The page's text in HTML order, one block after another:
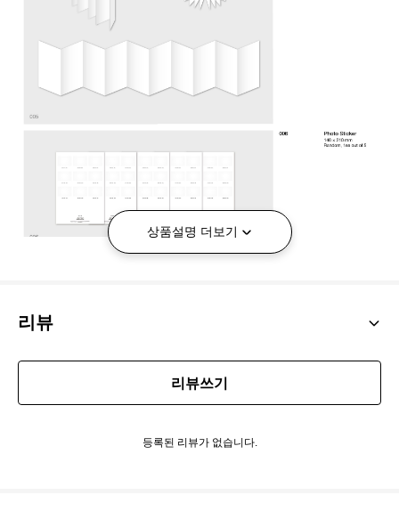
상품설명 더보기
리뷰
리뷰쓰기
등록된 리뷰가 없습니다.